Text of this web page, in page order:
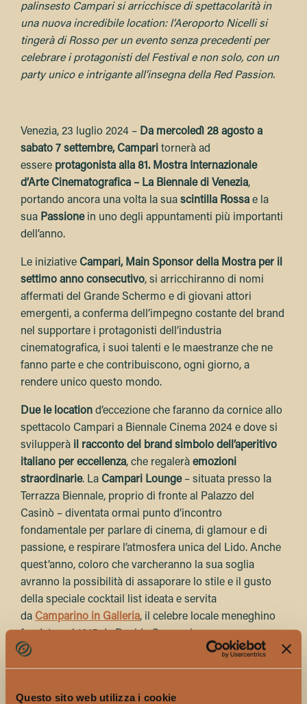
Questo sito web utilizza i cookie
palinsesto Campari si arricchisce di spettacolarità in
una nuova incredibile location: l’Aeroporto Nicelli si
tingerà di Rosso per un evento senza precedenti per
celebrare i protagonisti del Festival e non solo, con un
party unico e intrigante all’insegna della Red Passion.
Venezia, 23 luglio 2024 – Da mercoledì 28 agosto a
sabato 7 settembre, Campari tornerà ad
essere protagonista alla 81. Mostra Internazionale
d’Arte Cinematografica – La Biennale di Venezia,
portando ancora una volta la sua scintilla Rossa e la
sua Passionein uno degli appuntamenti più importanti
dell’anno.
Le iniziative Campari, Main Sponsor della Mostra per il
settimo anno consecutivo, si arricchiranno di nomi
affermati del Grande Schermo e di giovani attori
emergenti, a conferma dell’impegno costante del brand
nel supportare i protagonisti dell’industria
cinematografica, i suoi talenti e le maestranze che ne
fanno parte e che contribuiscono, ogni giorno, a
rendere unico questo mondo.
Due le location d’eccezione che faranno da cornice allo
spettacolo Campari a Biennale Cinema 2024 e dove si
svilupperà il racconto del brand simbolo dell’aperitivo
italiano per eccellenza, che regalerà emozioni
straordinarie. La Campari Lounge– situata presso la
Terrazza Biennale, proprio di fronte al Palazzo del
Casinò – diventata ormai punto d’incontro
fondamentale per parlare di cinema, di glamour e di
passione, e respirare l’atmosfera unica del Lido. Anche
quest’anno, coloro che varcheranno la sua soglia
avranno la possibilità di assaporare lo stile e il gusto
della speciale cocktail list ideata e servita
da Camparino in Galleria, il celebre locale meneghino
di rosso, di intrigo ed eleganza i suoi spazi. Non sarà